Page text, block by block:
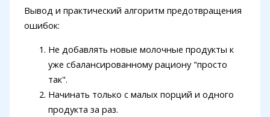
Вывод и практический алгоритм предотвращения
ошибок:
Не добавлять новые молочные продукты к
уже сбалансированному рациону "просто
так".
Начинать только с малых порций и одного
продукта за раз.